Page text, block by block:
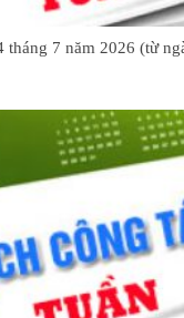
tháng 7 năm 2026 (từ